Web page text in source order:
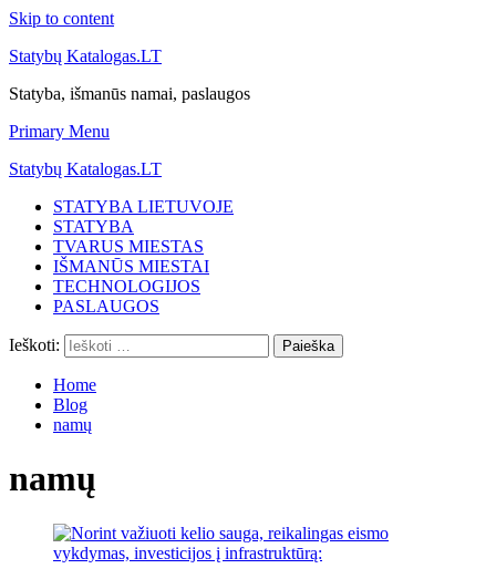
Skip to content
Statybų Katalogas.LT
Statyba, išmanūs namai, paslaugos
Primary Menu
Statybų Katalogas.LT
STATYBA LIETUVOJE
STATYBA
TVARUS MIESTAS
IŠMANŪS MIESTAI
TECHNOLOGIJOS
PASLAUGOS
Ieškoti:
Home
Blog
namų
namų